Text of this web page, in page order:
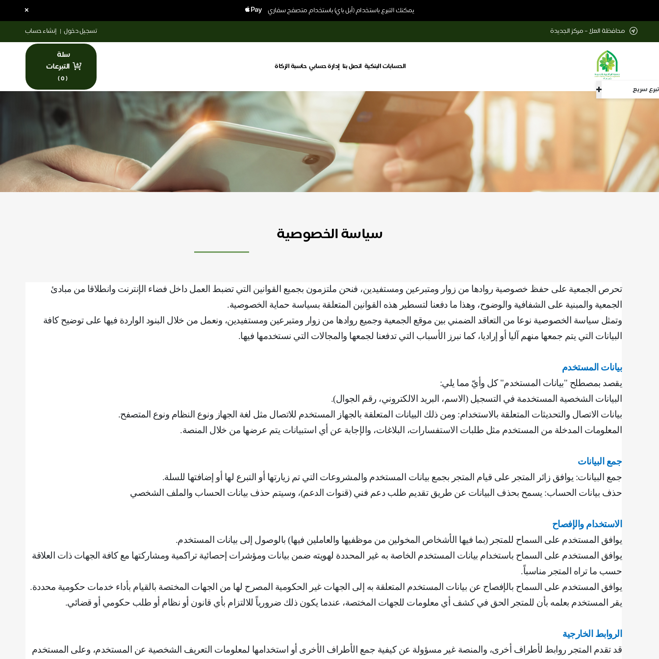
يمكنك التبرع باستخدام (أبل باي) باستخدام متصفح سفاري ×
تبرع سريع
محافظة العلا – مركز الجديدة تسجيل دخول | إنشاء حساب
الحسابات البنكية اتصل بنا إدارة حسابي حاسبة الزكاة
سلة
التبرعات
(
0
)
سياسة الخصوصية
تحرص الجمعية على حفظ خصوصية روادها من زوار ومتبرعين ومستفيدين، فنحن ملتزمون بجميع القوانين التي تضبط العمل داخل فضاء الإنترنت وانطلاقا من مبادئ
الجمعية والمبنية على الشفافية والوضوح، وهذا ما دفعنا لتسطير هذه القوانين المتعلقة بسياسة حماية الخصوصية.
وتمثل سياسة الخصوصية نوعا من التعاقد الضمني بين موقع الجمعية وجميع روادها من زوار ومتبرعين ومستفيدين، ونعمل من خلال البنود الواردة فيها على توضيح كافة
البيانات التي يتم جمعها منهم آليا أو إراديا، كما نبرز الأسباب التي تدفعنا لجمعها والمجالات التي نستخدمها فيها.
بيانات المستخدم
يقصد بمصطلح "بيانات المستخدم" كل وأيّ مما يلي:
‌البيانات الشخصية المستخدمة في التسجيل (الاسم، البريد الالكتروني، رقم الجوال).
بيانات الاتصال والتحديثات المتعلقة بالاستخدام: ومن ذلك البيانات المتعلقة بالجهاز المستخدم للاتصال مثل لغة الجهاز ونوع النظام ونوع المتصفح.
‌المعلومات المدخلة من المستخدم مثل طلبات الاستفسارات، البلاغات، والإجابة عن أي استبيانات يتم عرضها من خلال المنصة.
جمع البيانات
جمع البيانات: يوافق زائر المتجر على قيام المتجر بجمع بيانات المستخدم والمشروعات التي تم زيارتها أو التبرع لها أو إضافتها للسلة.
حذف بيانات الحساب: يسمح بحذف البيانات عن طريق تقديم طلب دعم فني (قنوات الدعم)، وسيتم حذف بيانات الحساب والملف الشخصي
الاستخدام والإفصاح
يوافق المستخدم على السماح للمتجر (بما فيها الأشخاص المخولين من موظفيها والعاملين فيها) بالوصول إلى بيانات المستخدم.
يوافق المستخدم على السماح باستخدام بيانات المستخدم الخاصة به غير المحددة لهويته ضمن بيانات ومؤشرات إحصائية تراكمية ومشاركتها مع كافة الجهات ذات العلاقة
حسب ما تراه المتجر مناسباً.
يوافق المستخدم على السماح بالإفصاح عن بيانات المستخدم المتعلقة به إلى الجهات غير الحكومية المصرح لها من الجهات المختصة بالقيام بأداء خدمات حكومية محددة.
‌يقر المستخدم بعلمه بأن للمتجر الحق في كشف أي معلومات للجهات المختصة، عندما يكون ذلك ضرورياً للالتزام بأي قانون أو نظام أو طلب حكومي أو قضائي.
الروابط الخارجية
قد تقدم المتجر روابط لأطراف أخرى، والمنصة غير مسؤولة عن كيفية جمع الأطراف الأخرى أو استخدامها لمعلومات التعريف الشخصية عن المستخدم، وعلى المستخدم